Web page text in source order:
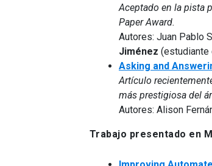
Aceptado en la pista
Paper Award.
Autores: Juan Pablo
Jiménez (estudiante
Asking and
Artículo
más prestigiosa del
Autores: Alison
Trabajo presentado en